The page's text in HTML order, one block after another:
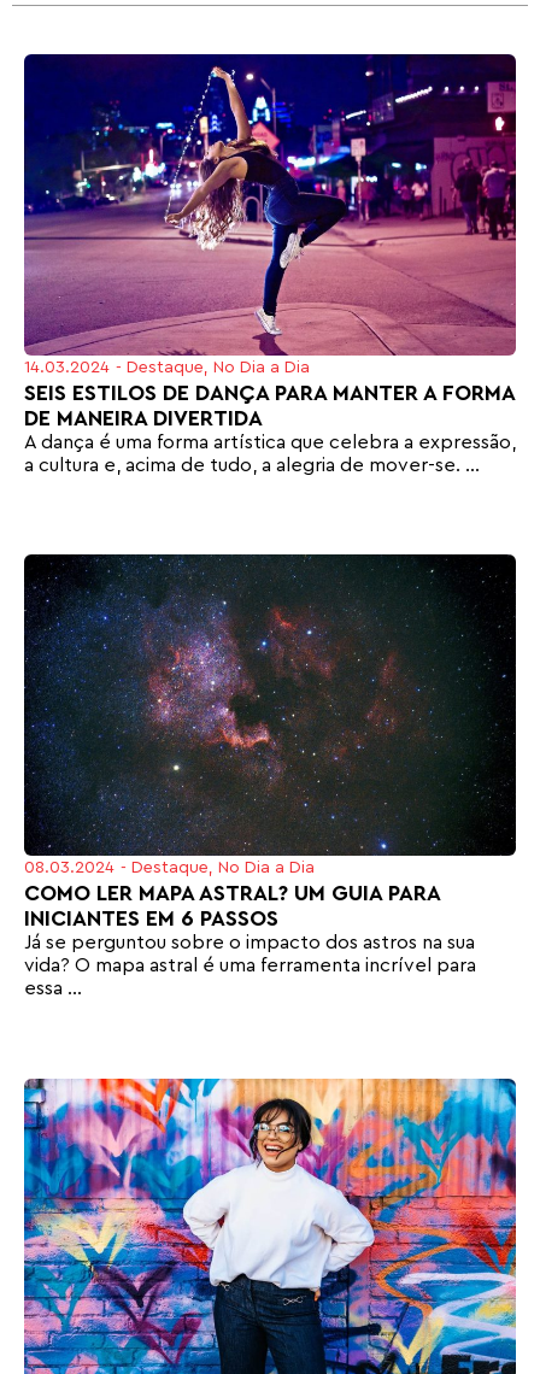
14.03.2024 - Destaque No Dia a Dia
SEIS ESTILOS DE DANÇA PARA MANTER A FORMA
DE MANEIRA DIVERTIDA
A dança é uma forma artística que celebra a expressão,
a cultura e, acima de tudo, a alegria de mover-se. ...
08.03.2024 - Destaque, No Dia a Dia
COMO LER MAPA ASTRAL? UM GUIA PARA
INICIANTES EM 6 PASSOS
Já se perguntou sobre o impacto dos astros na sua
vida? O mapa astral é uma ferramenta incrível para
essa ...